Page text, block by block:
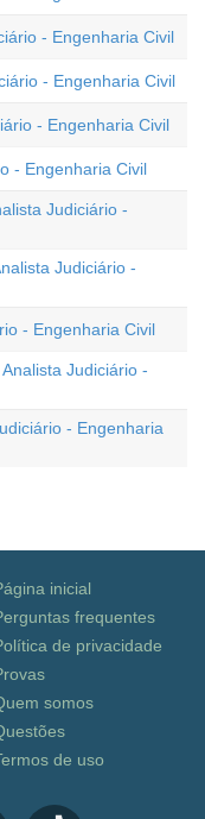
- Engenharia Civil
- Engenharia Civil
- Engenharia Civil
- Engenharia Civil
Judiciário -
Judiciário -
- Engenharia Civil
Judiciário -
- Engenharia
inicial
frequentes
de privacidade
somos
de uso